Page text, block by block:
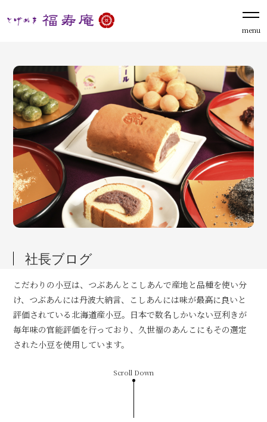
menu
社長ブログ
こだわりの小豆は、つぶあんとこしあんで産地と品種を使い分
け、つぶあんには丹波大納言、こしあんには味が最高に良いと
評価されている北海道産小豆。日本で数名しかいない豆利きが
毎年味の官能評価を行っており、久世福のあんこにもその選定
された小豆を使用しています。
Scroll Down